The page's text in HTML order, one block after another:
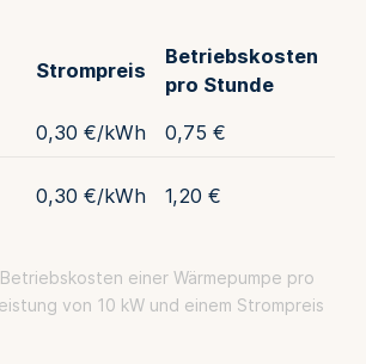
Strompreis
Betriebskosten
pro Stunde
0,30 €/kWh 0,75 €
0,30 €/kWh 1,20 €
einer Wärmepumpe pro
von 10 kW und einem Strompreis